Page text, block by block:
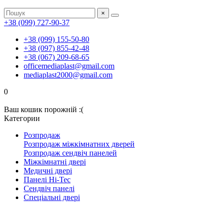
×
+38 (099) 727-90-37
+38 (099) 155-50-80
+38 (097) 855-42-48
+38 (067) 209-68-65
officemediaplast@gmail.com
mediaplast2000@gmail.com
0
Ваш кошик порожній :(
Категории
Розпродаж
Розпродаж міжкімнатних дверей
Розпродаж сендвіч панелей
Міжкімнатні двері
Медичні двері
Панелі Hi-Tec
Сендвіч панелі
Спеціальні двері